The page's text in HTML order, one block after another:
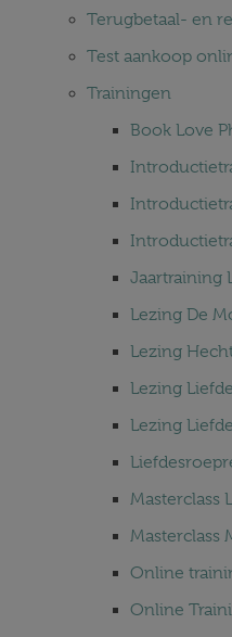
Terugbetaal- en
Test aankoop
Trainingen
Book Love
Jaartraining
Lezing De
Lezing
Lezing
Lezing
Masterclass
Masterclass
Online
Online